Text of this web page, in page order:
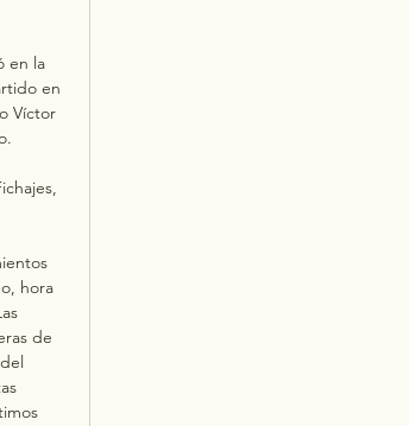
en la
en
Víctor
hora
de